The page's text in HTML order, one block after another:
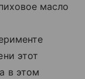
масло
этот
в этом